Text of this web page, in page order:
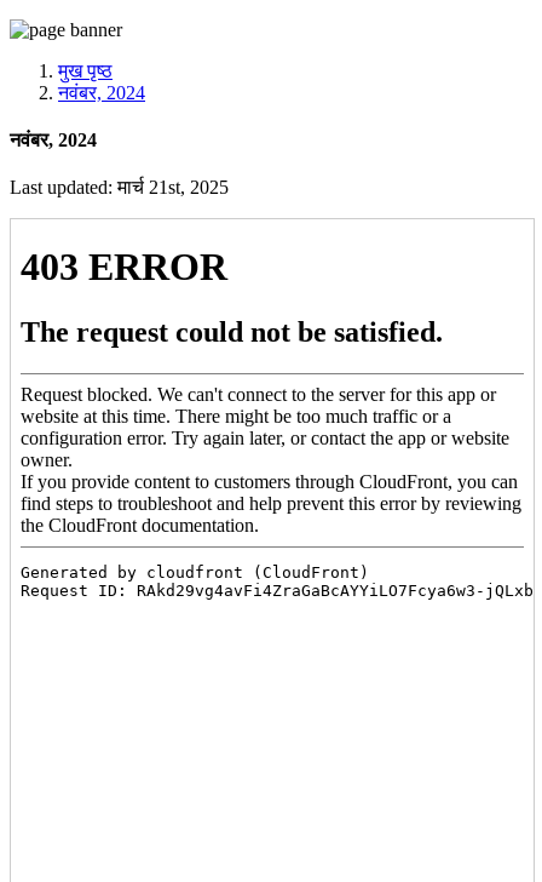
मुख पृष्ठ
नवंबर, 2024
नवंबर, 2024
Last updated: मार्च 21st, 2025